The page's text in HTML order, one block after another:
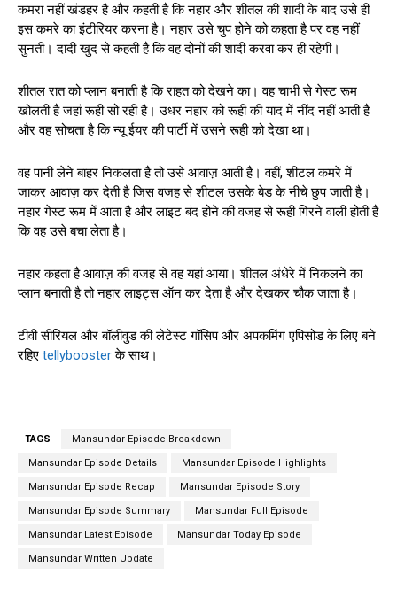
कमरा नहीं खंडहर है और कहती है कि नहार और शीतल की शादी के बाद उसे ही
इस कमरे का इंटीरियर करना है। नहार उसे चुप होने को कहता है पर वह नहीं
सुनती। दादी खुद से कहती है कि वह दोनों की शादी करवा कर ही रहेगी।
शीतल रात को प्लान बनाती है कि राहत को देखने का। वह चाभी से गेस्ट रूम
खोलती है जहां रूही सो रही है। उधर नहार को रूही की याद में नींद नहीं आती है
और वह सोचता है कि न्यू ईयर की पार्टी में उसने रूही को देखा था।
वह पानी लेने बाहर निकलता है तो उसे आवाज़ आती है। वहीं, शीटल कमरे में
जाकर आवाज़ कर देती है जिस वजह से शीटल उसके बेड के नीचे छुप जाती है।
नहार गेस्ट रूम में आता है और लाइट बंद होने की वजह से रूही गिरने वाली होती है
कि वह उसे बचा लेता है।
नहार कहता है आवाज़ की वजह से वह यहां आया। शीतल अंधेरे में निकलने का
प्लान बनाती है तो नहार लाइट्स ऑन कर देता है और देखकर चौक जाता है।
टीवी सीरियल और बॉलीवुड की लेटेस्ट गॉसिप और अपकमिंग एपिसोड के लिए बने
रहिए tellyboosterके साथ।
TAGS Mansundar Episode Breakdown
Mansundar Episode Details Mansundar Episode Highlights
Mansundar Episode Recap Mansundar Episode Story
Mansundar Episode Summary Mansundar Full Episode
Mansundar Latest Episode Mansundar Today Episode
Mansundar Written Update